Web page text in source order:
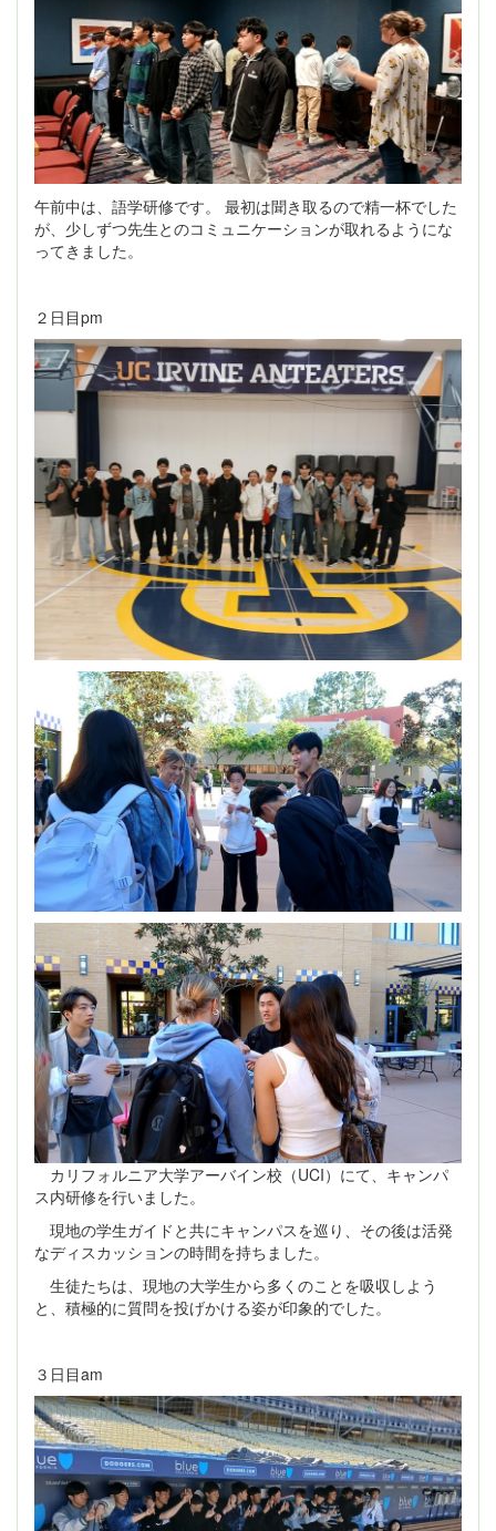
午前中は、語学研修です。 最初は聞き取るので精一杯でした
が、少しずつ先生とのコミュニケーションが取れるようにな
ってきました。
２日目pm
カリフォルニア大学アーバイン校（UCI）にて、キャンパ
ス内研修を行いました。
現地の学生ガイドと共にキャンパスを巡り、その後は活発
なディスカッションの時間を持ちました。
生徒たちは、現地の大学生から多くのことを吸収しよう
と、積極的に質問を投げかける姿が印象的でした。
３日目am